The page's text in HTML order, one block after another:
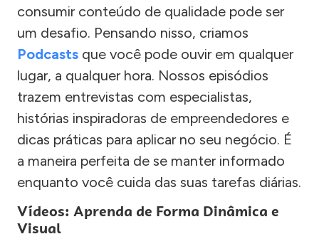
consumir conteúdo de qualidade pode ser
um desafio. Pensando nisso, criamos
Podcasts que você pode ouvir em qualquer
lugar, a qualquer hora. Nossos episódios
trazem entrevistas com especialistas,
histórias inspiradoras de empreendedores e
dicas práticas para aplicar no seu negócio. É
a maneira perfeita de se manter informado
enquanto você cuida das suas tarefas diárias.
Vídeos: Aprenda de Forma Dinâmica e
Visual